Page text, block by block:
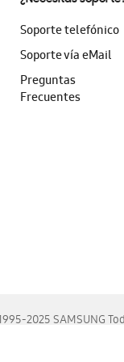
Soporte telefónico
Soporte vía eMail
Preguntas
Frecuentes
2025 SAMSUNG